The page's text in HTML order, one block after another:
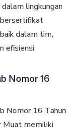
lingkungan
bersertifikat
dalam tim,
efisiensi
Nomor 16
Nomor 16 Tahun
Muat memiliki